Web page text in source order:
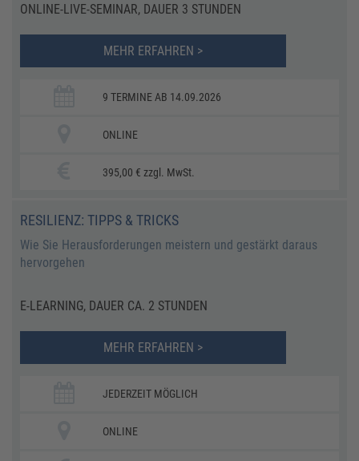
ONLINE-LIVE-SEMINAR, DAUER 3 STUNDEN
MEHR ERFAHREN >
9 TERMINE AB 14.09.2026
ONLINE
395,00 € zzgl. MwSt.
RESILIENZ: TIPPS & TRICKS
Wie Sie Herausforderungen meistern und gestärkt daraus
hervorgehen
E-LEARNING, DAUER CA. 2 STUNDEN
MEHR ERFAHREN >
JEDERZEIT MÖGLICH
ONLINE